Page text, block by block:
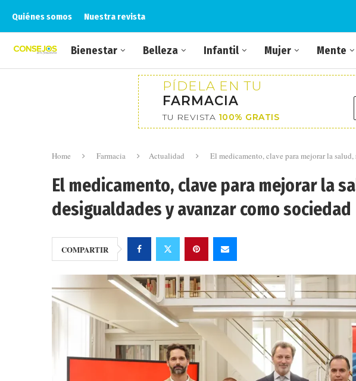
Quiénes somos Nuestra revista
Bienestar Belleza Infantil Mujer Mente
PÍDELA EN TU
FARMACIA
TU REVISTA 100% GRATIS
Home Farmacia Actualidad El medicamento, clave para mejorar la
El medicamento, clave para mejorar la
desigualdades y avanzar como sociedad
COMPARTIR